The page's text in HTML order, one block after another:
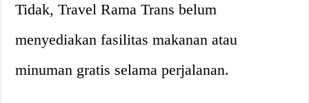
Tidak, Travel Rama Trans belum
menyediakan fasilitas makanan atau
minuman gratis selama perjalanan.